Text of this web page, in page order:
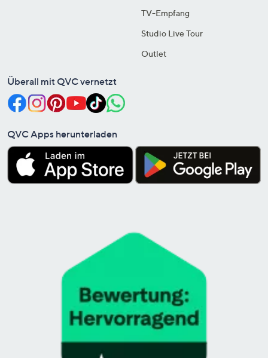
TV-Empfang
Studio Live Tour
Outlet
Überall mit QVC vernetzt
QVC Apps herunterladen